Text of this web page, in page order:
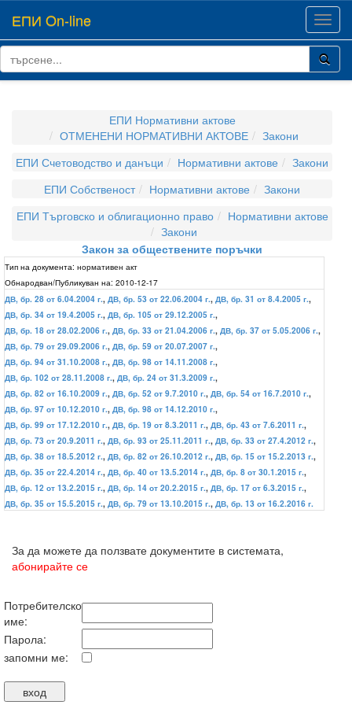
ЕПИ On-line
ЕПИ Нормативни актове
ОТМЕНЕНИ НОРМАТИВНИ АКТОВЕ
Закони
ЕПИ Счетоводство и данъци
Нормативни актове
Закони
ЕПИ Собственост
Нормативни актове
Закони
ЕПИ Търговско и облигационно право
Нормативни актове
Закони
Закон за обществените поръчки
Тип на документа: нормативен акт
Обнародван/Публикуван на: 2010-12-17
ДВ, бр. 28 от 6.04.2004 г., ДВ, бр. 53 от 22.06.2004 г., ДВ, бр. 31 от 8.4.2005 г.,
ДВ, бр. 34 от 19.4.2005 г., ДВ, бр. 105 от 29.12.2005 г.,
ДВ, бр. 18 от 28.02.2006 г., ДВ, бр. 33 от 21.04.2006 г., ДВ, бр. 37 от 5.05.2006 г.,
ДВ, бр. 79 от 29.09.2006 г., ДВ, бр. 59 от 20.07.2007 г.,
ДВ, бр. 94 от 31.10.2008 г., ДВ, бр. 98 от 14.11.2008 г.,
ДВ, бр. 102 от 28.11.2008 г., ДВ, бр. 24 от 31.3.2009 г.,
ДВ, бр. 82 от 16.10.2009 г., ДВ, бр. 52 от 9.7.2010 г., ДВ, бр. 54 от 16.7.2010 г.,
ДВ, бр. 97 от 10.12.2010 г., ДВ, бр. 98 от 14.12.2010 г.,
ДВ, бр. 99 от 17.12.2010 г., ДВ, бр. 19 от 8.3.2011 г., ДВ, бр. 43 от 7.6.2011 г.,
ДВ, бр. 73 от 20.9.2011 г., ДВ, бр. 93 от 25.11.2011 г., ДВ, бр. 33 от 27.4.2012 г.,
ДВ, бр. 38 от 18.5.2012 г., ДВ, бр. 82 от 26.10.2012 г., ДВ, бр. 15 от 15.2.2013 г.,
ДВ, бр. 35 от 22.4.2014 г., ДВ, бр. 40 от 13.5.2014 г., ДВ, бр. 8 от 30.1.2015 г.,
ДВ, бр. 12 от 13.2.2015 г., ДВ, бр. 14 от 20.2.2015 г., ДВ, бр. 17 от 6.3.2015 г.,
ДВ, бр. 35 от 15.5.2015 г., ДВ, бр. 79 от 13.10.2015 г., ДВ, бр. 13 от 16.2.2016 г.
За да можете да ползвате документите в системата,
абонирайте се
Потребителско
име:
Парола:
запомни ме: